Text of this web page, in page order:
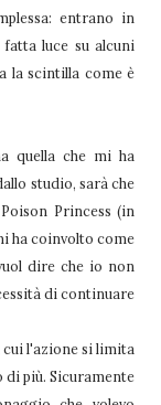
entrano in
luce su alcuni
la scintilla come è
quella che mi ha
studio, sarà che
Princess (in
ha coinvolto come
dire che io non
di continuare
cui l'azione si limita
di più. Sicuramente